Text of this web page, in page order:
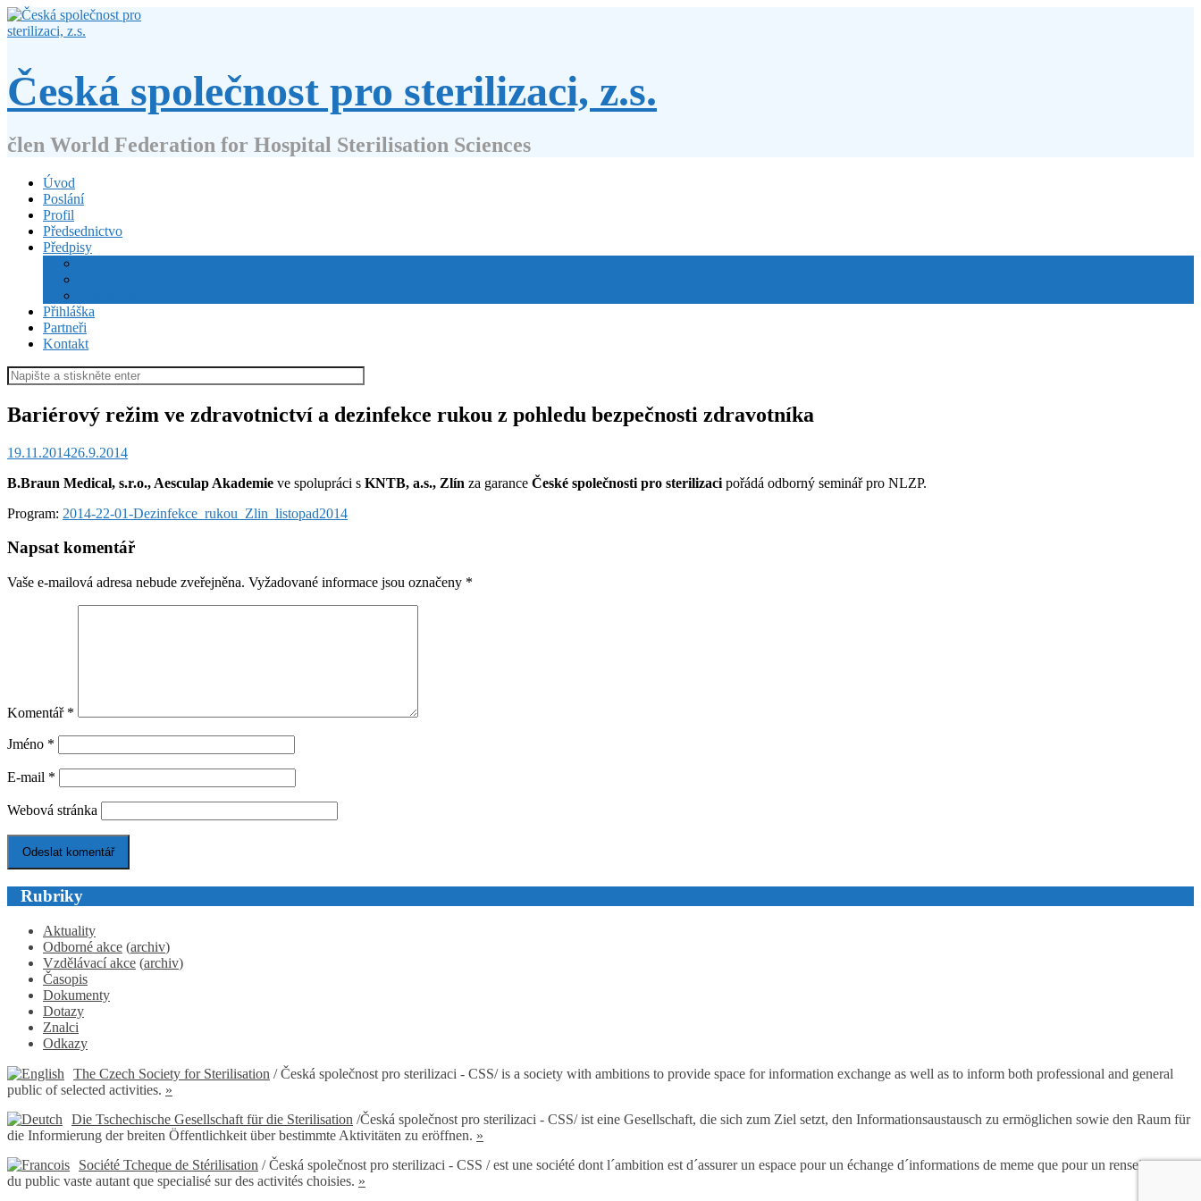
Přejít
k
Česká společnost pro sterilizaci, z.s.
člen World Federation for Hospital Sterilisation Sciences
Úvod
Poslání
Profil
Předsednictvo
Předpisy
Přihláška
Partneři
Kontakt
Hledat:
Bariérový režim ve zdravotnictví a dezinfekce rukou z pohledu bezpečnosti zdravotníka
19.11.201426.9.2014
B.Braun Medical, s.r.o., Aesculap Akademie ve spolupráci s KNTB, a.s., Zlín za garance České společnosti pro sterilizaci pořádá odborný seminář pro NLZP.
Program: 2014-22-01-Dezinfekce_rukou_Zlin_listopad2014
Napsat komentář
Vaše e-mailová adresa nebude zveřejněna. Vyžadované informace jsou označeny *
Komentář *
Jméno *
E-mail *
Webová stránka
Rubriky
Aktuality
Odborné akce (archiv)
Vzdělávací akce (archiv)
Časopis
Dokumenty
Dotazy
Znalci
Odkazy
The Czech Society for Sterilisation / Česká společnost pro sterilizaci - CSS/ is a society with ambitions to provide space for information exchange as well as to inform both professional and general
public of selected activities. »
Die Tschechische Gesellschaft für die Sterilisation /Česká společnost pro sterilizaci - CSS/ ist eine Gesellschaft, die sich zum Ziel setzt, den Informationsaustausch zu ermöglichen sowie den Raum für
die Informierung der breiten Öffentlichkeit über bestimmte Aktivitäten zu eröffnen. »
Société Tcheque de Stérilisation / Česká společnost pro sterilizaci - CSS / est une société dont l´ambition est d´assurer un espace pour un échange d´informations de meme que pour un renseignement
du public vaste autant que specialisé sur des activités choisies. »